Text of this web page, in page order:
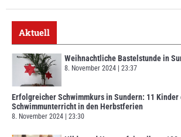
Aktuell
Weihnachtliche Bastelstunde in
8. November 2024 23:37
Erfolgreicher Schwimmkurs in Sundern: 11
Schwimmunterricht in den Herbstferien
8. November 2024 23:30